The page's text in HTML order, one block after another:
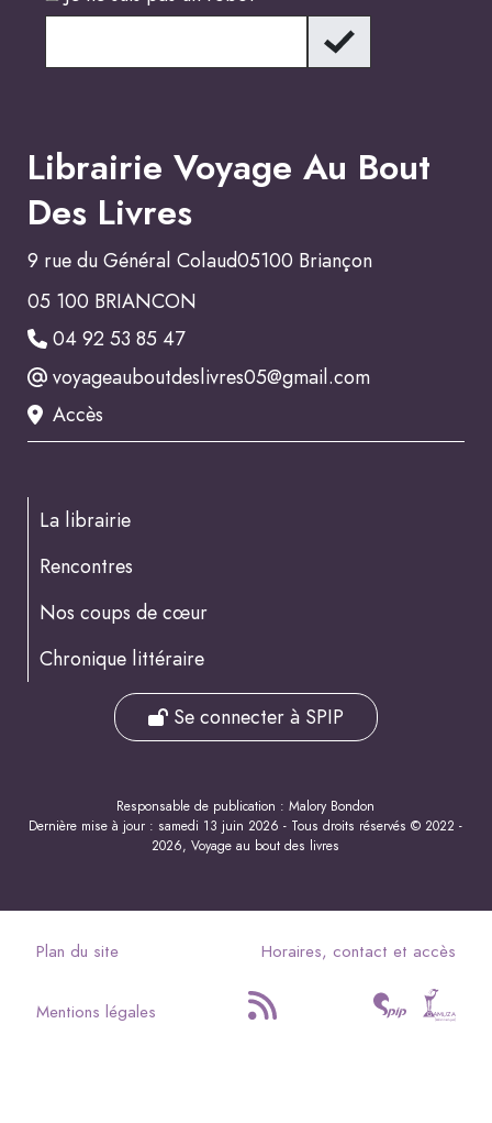
Librairie Voyage Au Bout
Des Livres
9 rue du Général Colaud05100 Briançon
05 100 BRIANCON
04 92 53 85 47
voyageauboutdeslivres05@gmail.com
Accès
La librairie
Rencontres
Nos coups de cœur
Chronique littéraire
Se connecter à SPIP
Responsable de publication : Malory Bondon
Dernière mise à jour : samedi 13 juin 2026 - Tous droits réservés © 2022 -
2026, Voyage au bout des livres
Plan du site Horaires, contact et accès
Mentions légales